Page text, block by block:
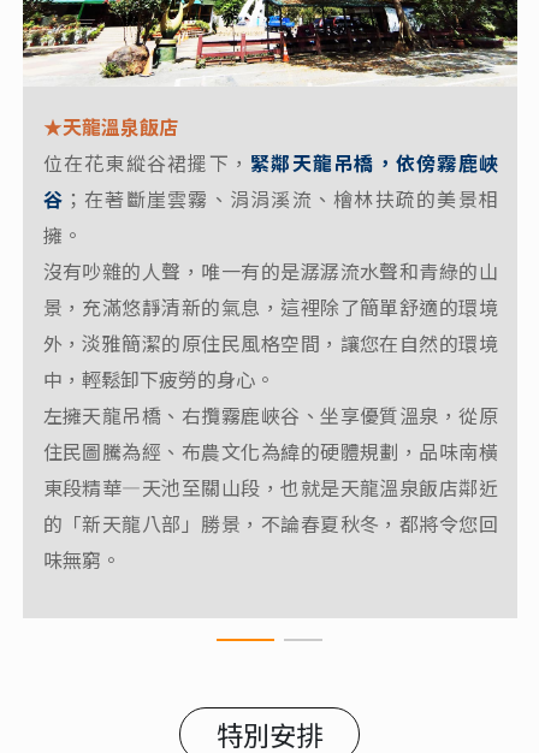
★天龍溫泉飯店
位在花東縱谷裙擺下， 緊鄰天龍吊橋，依傍霧鹿峽
谷 ；在著斷崖雲霧、涓涓溪流、檜林扶疏的美景相
擁。
沒有吵雜的人聲，唯一有的是潺潺流水聲和青綠的山
景，充滿悠靜清新的氣息，這裡除了簡單舒適的環境
外，淡雅簡潔的原住民風格空間，讓您在自然的環境
中，輕鬆卸下疲勞的身心。
左擁天龍吊橋、右攬霧鹿峽谷、坐享優質溫泉，從原
住民圖騰為經、布農文化為緯的硬體規劃，品味南橫
東段精華—天池至關山段，也就是天龍溫泉飯店鄰近
的「新天龍八部」勝景，不論春夏秋冬，都將令您回
味無窮。
★寶來山澤居villa
初聞鳥嗚耳語，細品山間悠曲。山澤居villa位於寶來
的老濃溪林之間，晨間朝露、午後山嵐、夜暮星辰，
每一刻都有不同的意境與感動，內有露天泉池，在最
私隱的空間沁享溫泉於天地之間。
很棒的環境，充滿芬多精，心情立刻放鬆，疲憊感消
除，房內都是檜木精油的味道。
特別安排